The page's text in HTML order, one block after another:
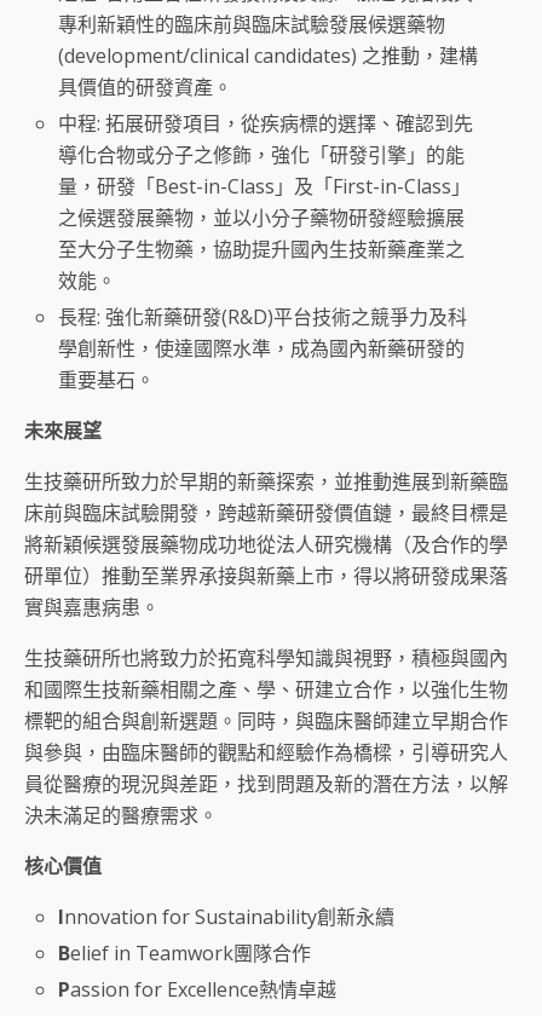
專利新穎性的臨床前與臨床試驗發展候選藥物
(development/clinical candidates) 之推動，建構
具價值的研發資產。
中程: 拓展研發項目，從疾病標的選擇、確認到先
導化合物或分子之修飾，強化「研發引擎」的能
量，研發「Best-in-Class」及「First-in-Class」
之候選發展藥物，並以小分子藥物研發經驗擴展
至大分子生物藥，協助提升國內生技新藥產業之
效能。
長程: 強化新藥研發(R&D)平台技術之競爭力及科
學創新性，使達國際水準，成為國內新藥研發的
重要基石。
未來展望
生技藥研所致力於早期的新藥探索，並推動進展到新藥臨
床前與臨床試驗開發，跨越新藥研發價值鏈，最終目標是
將新穎候選發展藥物成功地從法人研究機構（及合作的學
研單位）推動至業界承接與新藥上市，得以將研發成果落
實與嘉惠病患。
生技藥研所也將致力於拓寬科學知識與視野，積極與國內
和國際生技新藥相關之產、學、研建立合作，以強化生物
標靶的組合與創新選題。同時，與臨床醫師建立早期合作
與參與，由臨床醫師的觀點和經驗作為橋樑，引導研究人
員從醫療的現況與差距，找到問題及新的潛在方法，以解
決未滿足的醫療需求。
核心價值
Innovation for Sustainability創新永續
Belief in Teamwork團隊合作
Passion for Excellence熱情卓越